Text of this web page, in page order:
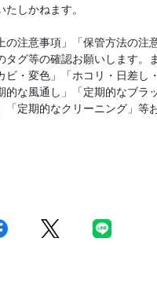
しかねます。
の注意事項」「保管方法の注
タグ等の確認お願いします。
・変色」「ホコリ・日差し
な風通し」「定期的なブラ
「定期的なクリーニング」等